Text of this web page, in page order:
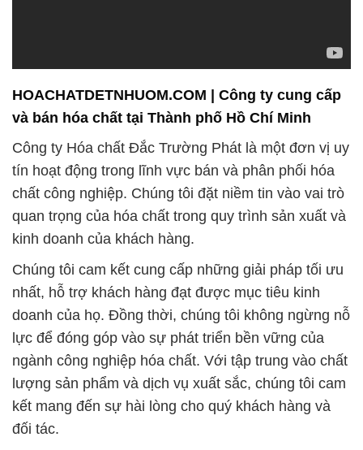
HOACHATDETNHUOM.COM | Công ty cung cấp
và bán hóa chất tại Thành phố Hồ Chí Minh
Công ty Hóa chất Đắc Trường Phát là một đơn vị uy
tín hoạt động trong lĩnh vực bán và phân phối hóa
chất công nghiệp. Chúng tôi đặt niềm tin vào vai trò
quan trọng của hóa chất trong quy trình sản xuất và
kinh doanh của khách hàng.
Chúng tôi cam kết cung cấp những giải pháp tối ưu
nhất, hỗ trợ khách hàng đạt được mục tiêu kinh
doanh của họ. Đồng thời, chúng tôi không ngừng nỗ
lực để đóng góp vào sự phát triển bền vững của
ngành công nghiệp hóa chất. Với tập trung vào chất
lượng sản phẩm và dịch vụ xuất sắc, chúng tôi cam
kết mang đến sự hài lòng cho quý khách hàng và
đối tác.